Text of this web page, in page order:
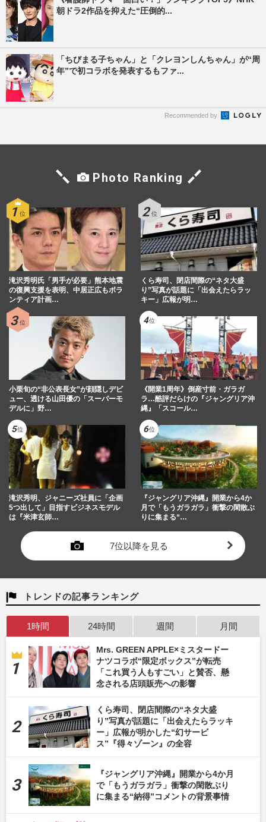
朝ドラ2作品を抑えた“圧倒的...
「ちびまる子ちゃん」と「クレヨンしんちゃん」が“周
年”で初コラボを発表するもファ...
Recommended by
Photo Ranking
滝沢秀明氏「男手が必要」熊本地震
の復興支援を表明、中居正広もボラ
ンティア計画…
くら寿司、閉店間際の“ネタ大盛
り”写真が話題に「出会えたらラッ
キー」広報が明…
小栗旬の“非公表長女”が顔隠しデビ
ュー、透ける山田優の「スーパーモ
デルに」野…
《開業1周年》倒産寸前・ガラガ
ラ…酷評だらけの『ジャングリア沖
縄』「スコール…
滝沢秀明、ジャニーズ社員に「企画
5つ出して」目指すビジネスモデル
は『米津玄師…
『ジャングリア沖縄』開業から4か
月で「もうガラガラ」衝撃の閑散ぶ
りに集まる“…
7位以降を見る
トレンドの記事ランキング
1時間 24時間 週間 月間
Mrs. GREEN APPLE×ミスタードー
ナツコラボ“限定ボックス”が転売
「これ買う人もすごい」と賛否、懸
念される店頭販売への影響
くら寿司、閉店間際の“ネタ大盛
り”写真が話題に「出会えたらラッキ
ー」広報が明かした“幻サービ
ス”『得々ゾーン』の全容
『ジャングリア沖縄』開業から4か月
で「もうガラガラ」衝撃の閑散ぶり
に集まる“納得”コメントの背景事情